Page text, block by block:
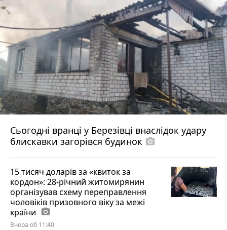
Сьогодні вранці у Березівці внаслідок удару
блискавки загорівся будинок photo_camera
15 тисяч доларів за «квиток за
кордон»: 28-річний житомирянин
організував схему переправлення
чоловіків призовного віку за межі
країни photo_camera
Вчора об 11:40